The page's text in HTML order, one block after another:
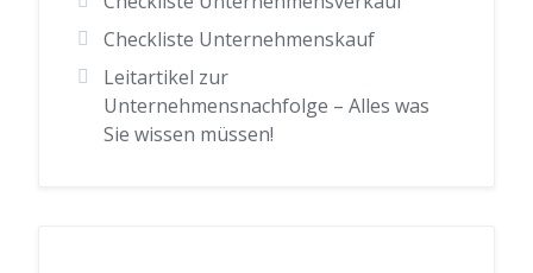
Checkliste Unternehmenskauf
Leitartikel zur
Unternehmensnachfolge – Alles was
Sie wissen müssen!